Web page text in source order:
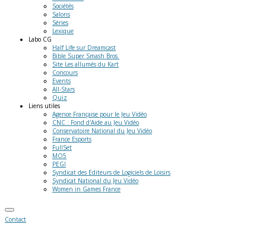
Sociétés
Salons
Séries
Lexique
Labo CG
Half Life sur Dreamcast
Bible Super Smash Bros.
Site Les allumés du Kart
Concours
Events
All-Stars
Quiz
Liens utiles
Agence Française pour le Jeu Vidéo
CNC : Fond d'Aide au Jeu Vidéo
Conservatoire National du Jeu Vidéo
France Esports
FullSet
MO5
PEGI
Syndicat des Editeurs de Logiciels de Loisirs
Syndicat National du Jeu Vidéo
Women in Games France
Contact